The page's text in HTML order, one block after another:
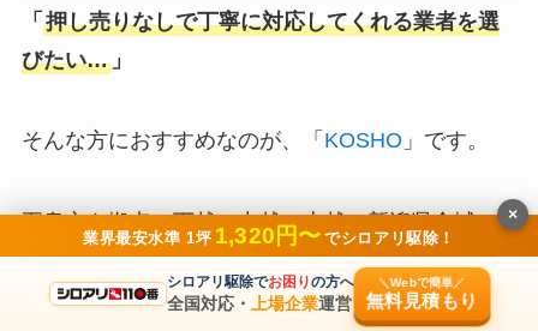
「 押し売りなしで丁寧に対応してくれる業者を選
びたい…」
そんな方におすすめなのが、「 KOSHO 」です。
五泉市を拠点に下越・中越・上越の新潟県全域へ
対応する地元業者で、しろあり防除施工士（登録
番号14488号）が自社で施工を担当します。
業界最安水準 1坪 1,320円〜 でシロアリ駆除！
シロアリ駆除でお困りの方へ
全国対応・ 上場企業運営
＼Webで簡単／
無料見積もり
×